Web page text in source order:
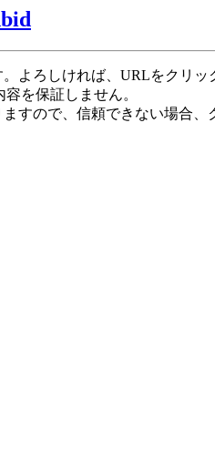
。よろしければ、URLをクリ
を保証しません。
すので、信頼できない場合、